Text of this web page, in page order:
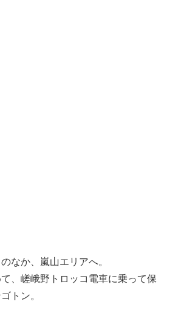
なか、嵐山エリアへ。
、嵯峨野トロッコ電車に乗って保
トン。